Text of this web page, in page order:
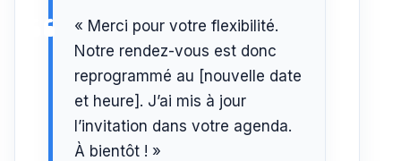
« Merci pour votre flexibilité.
Notre rendez-vous est donc
reprogrammé au [nouvelle date
et heure]. J’ai mis à jour
l’invitation dans votre agenda.
À bientôt ! »